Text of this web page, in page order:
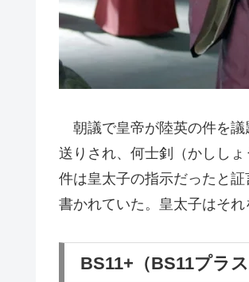
朝議で皇帝が陸英の件を議
送りされ、何士釗（かしし
件は皇太子の指示だったと
書かれていた。皇太子はそ
BS11+（BS11プラ